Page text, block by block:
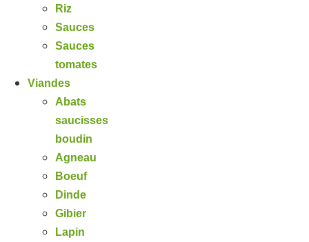
Riz
Sauces
Sauces
tomates
Viandes
Abats
saucisses
boudin
Agneau
Boeuf
Dinde
Gibier
Lapin